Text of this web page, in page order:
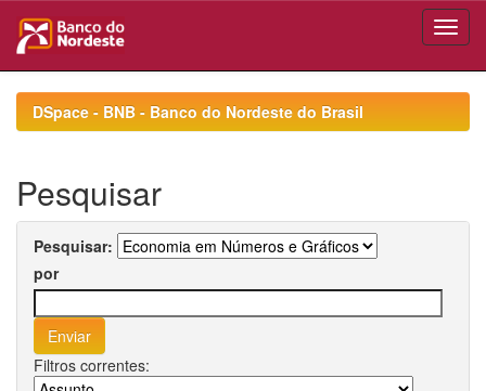
navigationDSpace - BNB - Banco do Nordeste do Brasil
Pesquisar
Pesquisar:
por
Filtros correntes: